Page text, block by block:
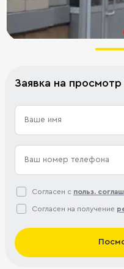
Заявка на
Согласен с польз.
Согласен на получение